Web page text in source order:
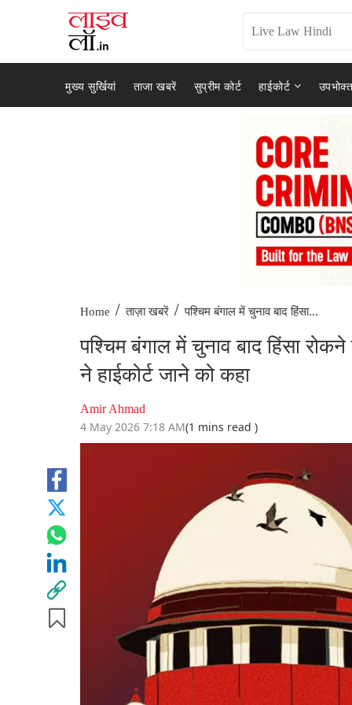
मुख्य सुर्खियां ताजा खबरें सुप्रीम कोर्ट हाईकोर्ट
Home / ताज़ा खबरें / पश्चिम बंगाल में चुनाव बाद हिंसा...
पश्चिम बंगाल में चुनाव बाद हिंसा
ने हाईकोर्ट जाने को कहा
Amir Ahmad
4 May 2026 7:18 AM(1 mins read )